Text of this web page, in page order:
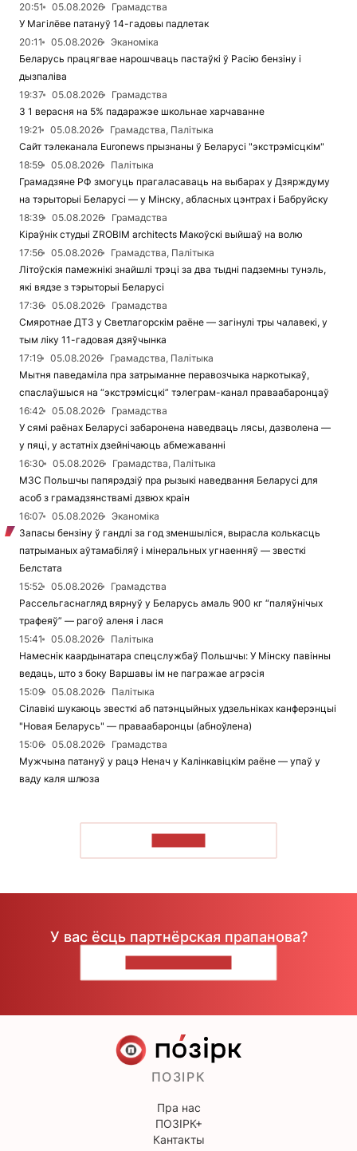
20:51 05.08.2026
Грамадства
У Магілёве патануў 14-гадовы падлетак
20:11
05.08.2026
Эканоміка
Беларусь працягвае нарошчваць пастаўкі ў Расію бензіну і
дызпаліва
19:37
05.08.2026
Грамадства
З 1 верасня на 5% падаражэе школьнае харчаванне
19:21
05.08.2026
Грамадства, Палітыка
Сайт тэлеканала Euronews прызнаны ў Беларусі "экстрэмісцкім"
18:59
05.08.2026
Палітыка
Грамадзяне РФ змогуць прагаласаваць на выбарах у Дзярждуму
на тэрыторыі Беларусі — у Мінску, абласных цэнтрах і Бабруйску
18:39
05.08.2026
Грамадства
Кіраўнік студыі ZROBIM architects Макоўскі выйшаў на волю
17:56
05.08.2026
Грамадства, Палітыка
Літоўскія памежнікі знайшлі трэці за два тыдні падземны тунэль,
які вядзе з тэрыторыі Беларусі
17:36
05.08.2026
Грамадства
Смяротнае ДТЗ у Светлагорскім раёне — загінулі тры чалавекі, у
тым ліку 11-гадовая дзяўчынка
17:19
05.08.2026
Грамадства, Палітыка
Мытня паведаміла пра затрыманне перавозчыка наркотыкаў,
спаслаўшыся на “экстрэмісцкі” тэлеграм-канал праваабаронцаў
16:42
05.08.2026
Грамадства
У сямі раёнах Беларусі забаронена наведваць лясы, дазволена —
у пяці, у астатніх дзейнічаюць абмежаванні
16:30
05.08.2026
Грамадства, Палітыка
МЗС Польшчы папярэдзіў пра рызыкі наведвання Беларусі для
асоб з грамадзянствамі дзвюх краін
16:07
05.08.2026
Эканоміка
Запасы бензіну ў гандлі за год зменшыліся, вырасла колькасць
патрыманых аўтамабіляў і мінеральных угнаенняў — звесткі
Белстата
15:52
05.08.2026
Грамадства
Рассельгаснагляд вярнуў у Беларусь амаль 900 кг “паляўнічых
трафеяў” — рагоў аленя і лася
15:41
05.08.2026
Палітыка
Намеснік каардынатара спецслужбаў Польшчы: У Мінску павінны
ведаць, што з боку Варшавы ім не пагражае агрэсія
15:09
05.08.2026
Палітыка
Сілавікі шукаюць звесткі аб патэнцыйных удзельніках канферэнцыі
"Новая Беларусь" — праваабаронцы (абноўлена)
15:06
05.08.2026
Грамадства
Мужчына патануў у рацэ Ненач у Калінкавіцкім раёне — упаў у
ваду каля шлюза
У вас ёсць партнёрская прапанова?
ПОЗІРК
Пра нас
ПОЗІРК+
Кантакты